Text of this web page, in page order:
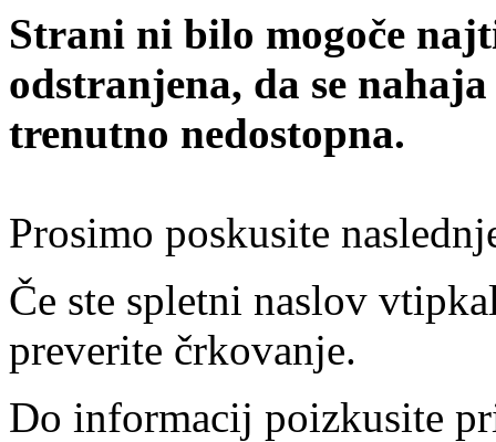
Strani ni bilo mogoče
odstranjena, da se
trenutno nedostopna.
Prosimo poskusite
Če ste spletni naslov
preverite črkovanje.
Do informacij poizkusite